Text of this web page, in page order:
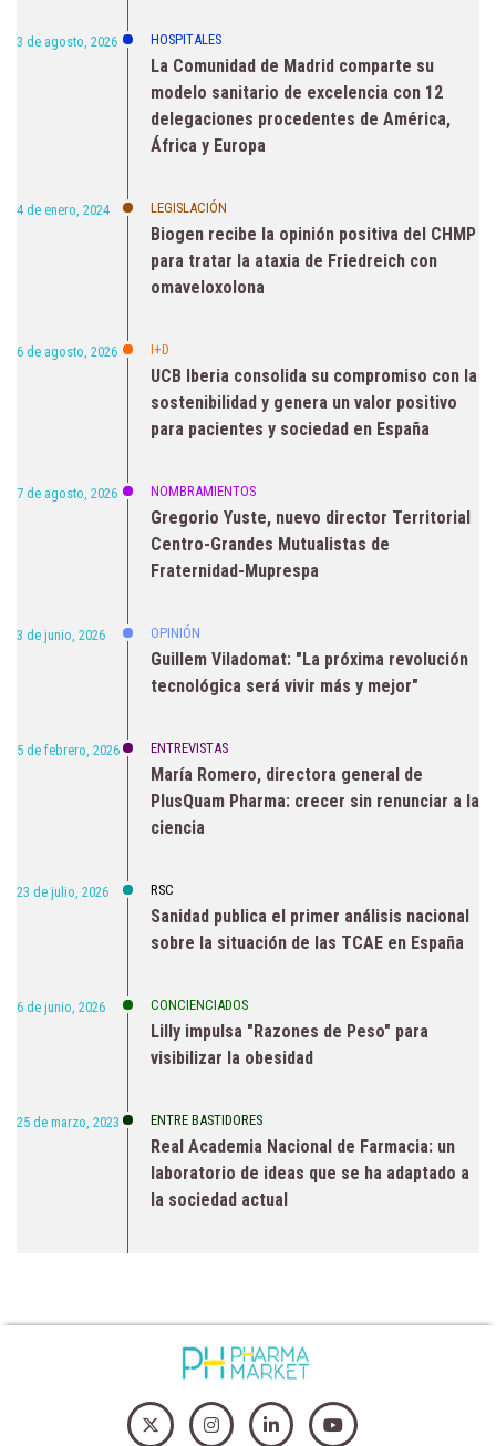
3 de agosto, 2026 HOSPITALES
La Comunidad de Madrid comparte su
modelo sanitario de excelencia con 12
delegaciones procedentes de América,
África y Europa
4 de enero, 2024 LEGISLACIÓN
Biogen recibe la opinión positiva del CHMP
para tratar la ataxia de Friedreich con
omaveloxolona
6 de agosto, 2026 I+D
UCB Iberia consolida su compromiso con la
sostenibilidad y genera un valor positivo
para pacientes y sociedad en España
7 de agosto, 2026 NOMBRAMIENTOS
Gregorio Yuste, nuevo director Territorial
Centro-Grandes Mutualistas de
Fraternidad-Muprespa
3 de junio, 2026 OPINIÓN
Guillem Viladomat: "La próxima revolución
tecnológica será vivir más y mejor"
5 de febrero, 2026 ENTREVISTAS
María Romero, directora general de
PlusQuam Pharma: crecer sin renunciar a la
ciencia
23 de julio, 2026 RSC
Sanidad publica el primer análisis nacional
sobre la situación de las TCAE en España
6 de junio, 2026 CONCIENCIADOS
Lilly impulsa "Razones de Peso" para
visibilizar la obesidad
25 de marzo, 2023 ENTRE BASTIDORES
Real Academia Nacional de Farmacia: un
laboratorio de ideas que se ha adaptado a
la sociedad actual